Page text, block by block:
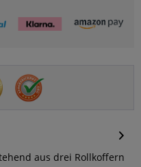
aus drei Rollkoffern